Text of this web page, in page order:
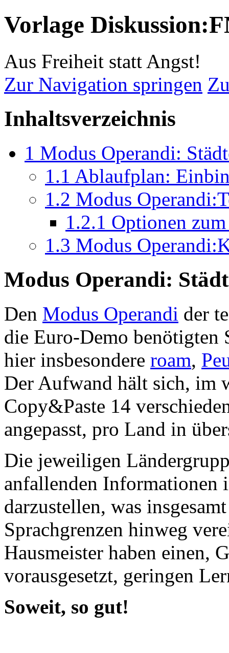
Vorlage
Aus Freiheit statt Angst!
Zur Navigation springen
Inhaltsverzeichnis
1 Modus Operandi:
1.1 Ablaufplan:
1.2 Modus
1.2.1 Optionen
1.3 Modus
Modus Operandi:
Den Modus Operandi der
die Euro-Demo benötigten
hier insbesondere roam,
Der Aufwand hält sich, im
Copy&Paste 14
angepasst, pro Land in
Die jeweiligen
anfallenden Informationen
darzustellen, was
Sprachgrenzen hinweg
Hausmeister haben einen,
vorausgesetzt, geringen
Soweit, so gut!